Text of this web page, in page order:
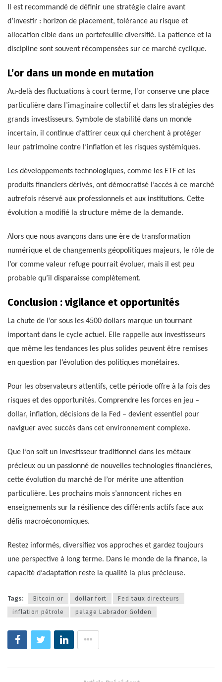
Il est recommandé de définir une stratégie claire avant
d’investir : horizon de placement, tolérance au risque et
allocation cible dans un portefeuille diversifié. La patience et la
discipline sont souvent récompensées sur ce marché cyclique.
L’or dans un monde en mutation
Au-delà des fluctuations à court terme, l’or conserve une place
particulière dans l’imaginaire collectif et dans les stratégies des
grands investisseurs. Symbole de stabilité dans un monde
incertain, il continue d’attirer ceux qui cherchent à protéger
leur patrimoine contre l’inflation et les risques systémiques.
Les développements technologiques, comme les ETF et les
produits financiers dérivés, ont démocratisé l’accès à ce marché
autrefois réservé aux professionnels et aux institutions. Cette
évolution a modifié la structure même de la demande.
Alors que nous avançons dans une ère de transformation
numérique et de changements géopolitiques majeurs, le rôle de
l’or comme valeur refuge pourrait évoluer, mais il est peu
probable qu’il disparaisse complètement.
Conclusion : vigilance et opportunités
La chute de l’or sous les 4500 dollars marque un tournant
important dans le cycle actuel. Elle rappelle aux investisseurs
que même les tendances les plus solides peuvent être remises
en question par l’évolution des politiques monétaires.
Pour les observateurs attentifs, cette période offre à la fois des
risques et des opportunités. Comprendre les forces en jeu –
dollar, inflation, décisions de la Fed – devient essentiel pour
naviguer avec succès dans cet environnement complexe.
Que l’on soit un investisseur traditionnel dans les métaux
précieux ou un passionné de nouvelles technologies financières,
cette évolution du marché de l’or mérite une attention
particulière. Les prochains mois s’annoncent riches en
enseignements sur la résilience des différents actifs face aux
défis macroéconomiques.
Restez informés, diversifiez vos approches et gardez toujours
une perspective à long terme. Dans le monde de la finance, la
capacité d’adaptation reste la qualité la plus précieuse.
Tags: Bitcoin or dollar fort
Fed taux directeurs
inflation pétrole
pelage Labrador Golden